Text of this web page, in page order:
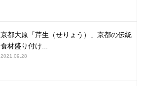
京都大原「芹生（せりょう）」京都の伝統
食材盛り付け...
2021.09.28